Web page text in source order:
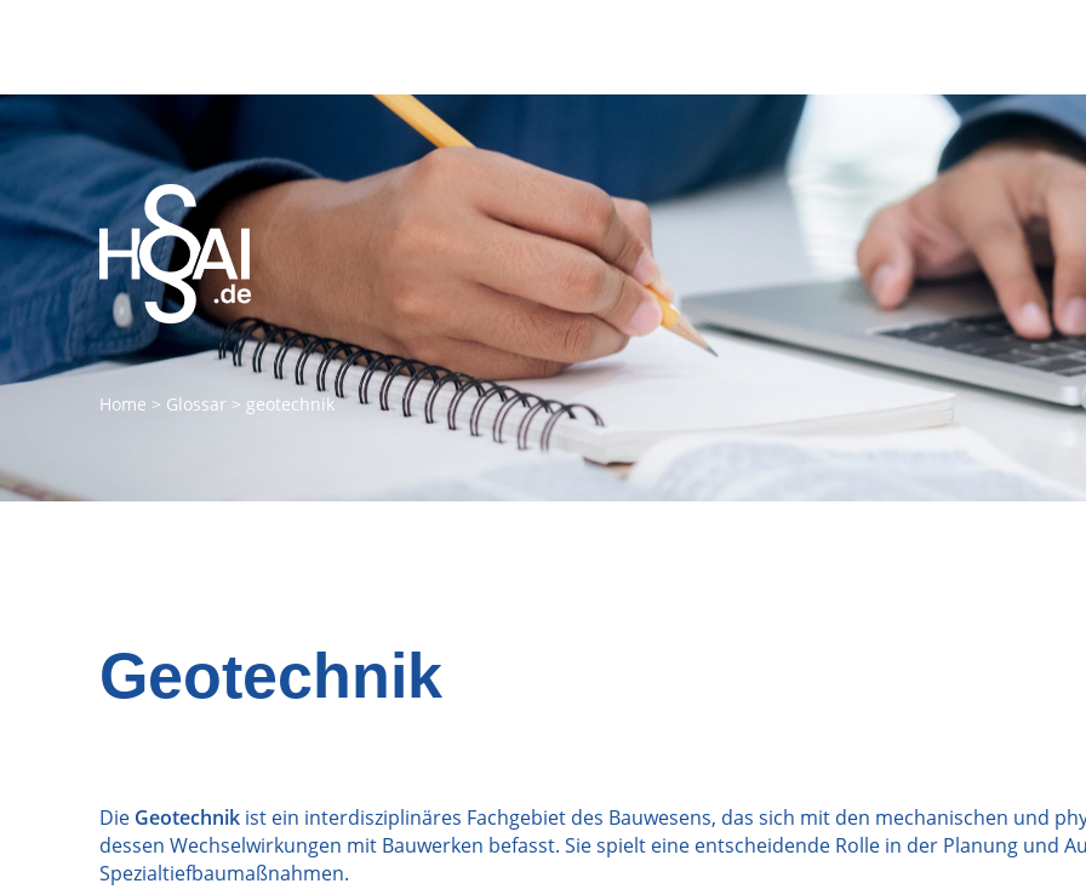
Home > Glossar > geotechnik
Geotechnik
Die Geotechnik ist ein interdisziplinäres Fachgebiet des Bauwesens, das sich mit den mechanischen und
dessen Wechselwirkungen mit Bauwerken befasst. Sie spielt eine entscheidende Rolle in der Planung und
Spezialtiefbaumaßnahmen.